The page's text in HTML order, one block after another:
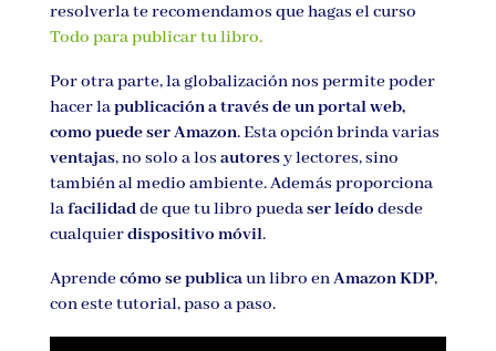
resolverla te recomendamos que hagas el curso
Todo para publicar tu libro.
Por otra parte, la globalización nos permite poder
hacer lapublicación a través de un portal web,
como puede ser Amazon. Esta opción brinda varias
ventajas, no solo a los autoresy lectores, sino
también al medio ambiente. Además proporciona
lafacilidadde que tu libro puedaser leído desde
cualquierdispositivo móvil.
Aprendecómo se publicaun libro enAmazon KDP,
con este tutorial, paso a paso.